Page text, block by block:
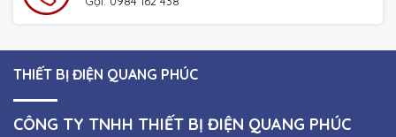
THIẾT BỊ ĐIỆN QUANG PHÚC
CÔNG TY TNHH THIẾT BỊ ĐIỆN QUANG PHÚC